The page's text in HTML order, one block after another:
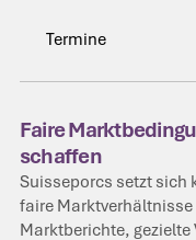
Termine
Faire
schaffen
Suisseporcs setzt sich
faire
Marktberichte,